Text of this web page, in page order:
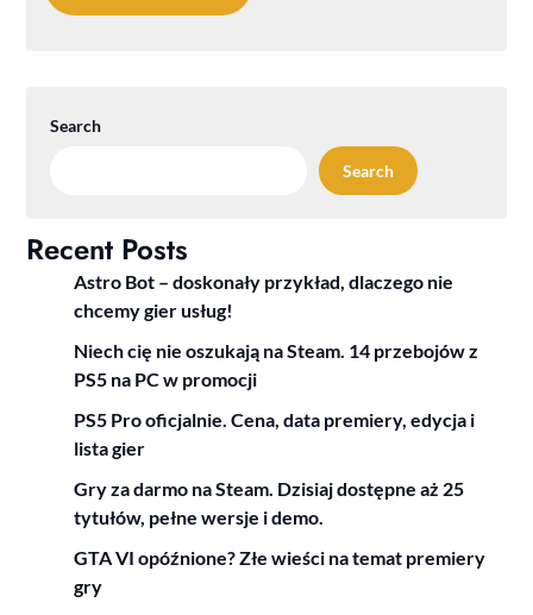
Search
Search
Recent Posts
Astro Bot – doskonały przykład, dlaczego nie
chcemy gier usług!
Niech cię nie oszukają na Steam. 14 przebojów z
PS5 na PC w promocji
PS5 Pro oficjalnie. Cena, data premiery, edycja i
lista gier
Gry za darmo na Steam. Dzisiaj dostępne aż 25
tytułów, pełne wersje i demo.
GTA VI opóźnione? Złe wieści na temat premiery
gry